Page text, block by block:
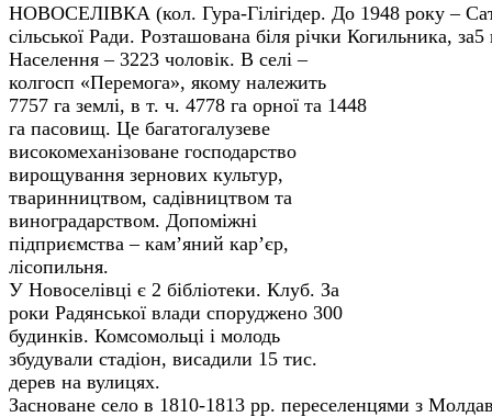
НОВОСЕЛІВКА (кол. Гура-Гілігідер. До 1948 року –
сільської Ради. Розташована біля річки Когильника,
Населення – 3223 чоловік. В селі –
колгосп «Перемога», якому належить
7757 га землі, в т. ч. 4778 га орної та 1448
га пасовищ. Це багатогалузеве
високомеханізоване господарство
вирощування зернових культур,
тваринництвом, садівництвом та
виноградарством. Допоміжні
підприємства – кам’яний кар’єр,
лісопильня.
У Новоселівці є 2 бібліотеки. Клуб. За
роки Радянської влади споруджено 300
будинків. Комсомольці і молодь
збудували стадіон, висадили 15 тис.
дерев на вулицях.
Засноване село в 1810-1813 рр. переселенцями з